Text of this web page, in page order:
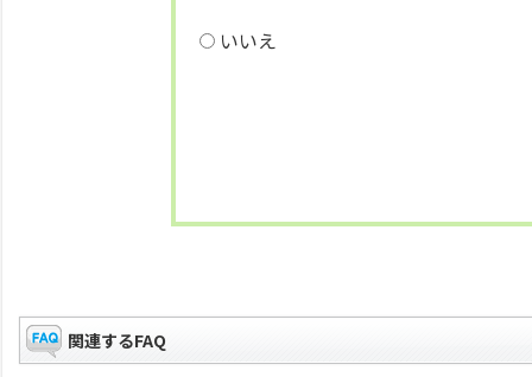
いいえ
関連するFAQ